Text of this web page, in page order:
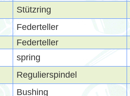
Stützring
Federteller
Federteller
spring
Regulierspindel
Bushing